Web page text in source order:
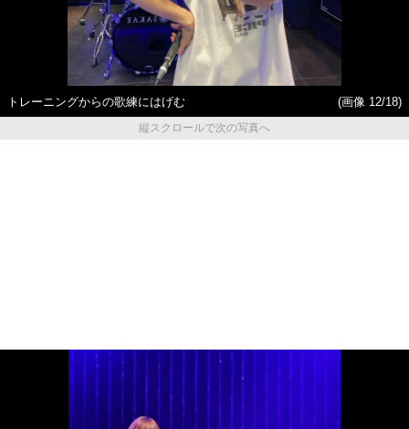
トレーニングからの歌練にはげむ
(画像 12/18)
縦スクロールで次の写真へ